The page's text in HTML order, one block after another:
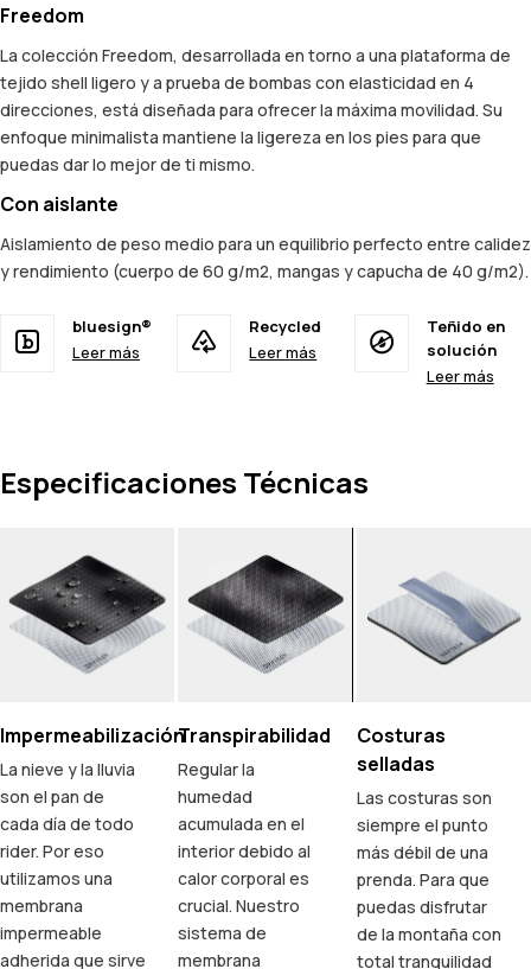
Freedom
La colección Freedom, desarrollada en torno a una plataforma de
tejido shell ligero y a prueba de bombas con elasticidad en 4
direcciones, está diseñada para ofrecer la máxima movilidad. Su
enfoque minimalista mantiene la ligereza en los pies para que
puedas dar lo mejor de ti mismo.
Con aislante
Aislamiento de peso medio para un equilibrio perfecto entre calidez
y rendimiento (cuerpo de 60 g/m2, mangas y capucha de 40 g/m2).
bluesign®
Leer más
Recycled
Leer más
Teñido en
solución
Leer más
Especificaciones Técnicas
Impermeabilización
La nieve y la lluvia
son el pan de
cada día de todo
rider. Por eso
utilizamos una
membrana
impermeable
adherida que sirve
Transpirabilidad
Regular la
humedad
acumulada en el
interior debido al
calor corporal es
crucial. Nuestro
sistema de
membrana
Costuras
selladas
Las costuras son
siempre el punto
más débil de una
prenda. Para que
puedas disfrutar
de la montaña con
total tranquilidad